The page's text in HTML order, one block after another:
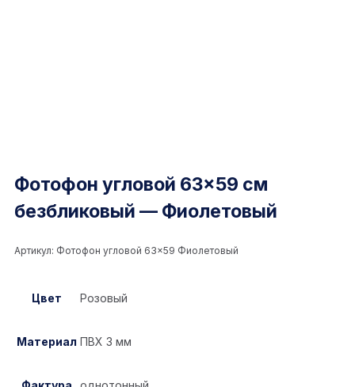
Фотофон угловой 63×59 см
безбликовый — Фиолетовый
Артикул: Фотофон угловой 63×59 Фиолетовый
Цвет Розовый
Материал ПВХ 3 мм